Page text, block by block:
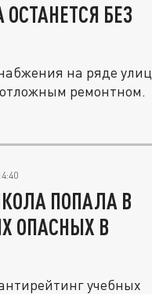
БЕЗ
на ряде улиц
ремонтном.
ПОПАЛА В
ОПАСНЫХ В
учебных